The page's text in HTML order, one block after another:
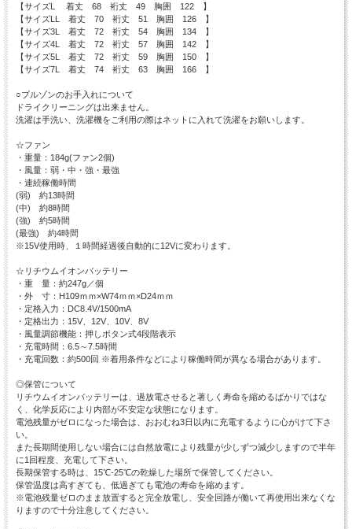
【サイズL 着丈 68 裄丈 49 胸囲 122 】
【サイズLL 着丈 70 裄丈 51 胸囲 126 】
【サイズ3L 着丈 72 裄丈 54 胸囲 134 】
【サイズ4L 着丈 72 裄丈 57 胸囲 142 】
【サイズ5L 着丈 72 裄丈 59 胸囲 150 】
【サイズ7L 着丈 74 裄丈 63 胸囲 166 】
○ブルゾンのお手入れについて
ドライクリーニングは出来ません。
洗濯は手洗い、洗濯機をご利用の際はネットに入れて洗濯をお願いします。
☆ファン
・重量：184g(ファン2個)
・風量：弱・中・強・最強
・連続稼働時間
(弱) 約13時間
(中) 約8時間
(強) 約5時間
(最強) 約4時間
※15V使用時、１時間経過後自動的に12Vに変わります。
☆リチウムイオンバッテリー
・重 量：約247g／個
・外 寸：H109ｍｍ×W74ｍｍ×D24ｍｍ
・定格入力：DC8.4V/1500mA
・定格出力：15V、12V、10V、8V
・風量調節機能：押しボタン式4段階表示
・充電時間：6.5～7.5時間
・充電回数：約500回 ※着用条件などにより稼働時間が異なる場合があります。
◎保管について
リチウムイオンバッテリーは、過放電させると著しく寿命を縮めるばかりではな
く、化学反応により内部が不安定な状態になります。
電池残量がゼロになった場合は、おおむね3日以内に充電するように心がけて下さ
い。
また長期間使用しない場合には自然放電により残量が少しずつ減少しますので半年
に1回程度、充電して下さい。
長期保管する時は、15℃-25℃の乾燥した場所で保管してください。
保管温度は高すぎても、低過ぎても電池の寿命を縮めます。
※電池残量ゼロのまま放置すると完全放電し、安全回路が働いて再使用出来なくな
りますので十分注意してください。